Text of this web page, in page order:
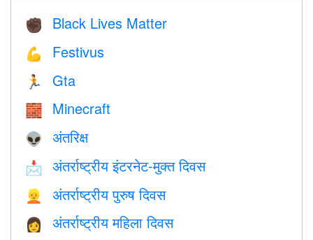
✊🏿 Black Lives Matter
💪 Festivus
🏃 Gta
🧱 Minecraft
👽 अंतरिक्ष
📩 अंतर्राष्ट्रीय इंटरनेट-मुक्त दिवस
👱 अंतर्राष्ट्रीय पुरुष दिवस
👩 अंतर्राष्ट्रीय महिला दिवस